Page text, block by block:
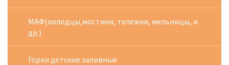
МАФ(колодцы,мостики, тележки, мельницы, и
др.)
Горки детские заливные